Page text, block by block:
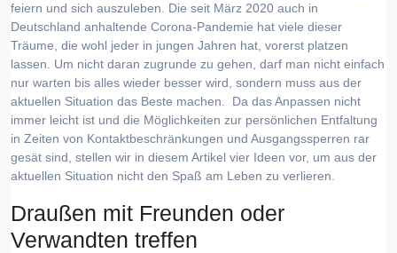
feiern und sich auszuleben. Die seit März 2020 auch in
Deutschland anhaltende Corona-Pandemie hat viele dieser
Träume, die wohl jeder in jungen Jahren hat, vorerst platzen
lassen. Um nicht daran zugrunde zu gehen, darf man nicht einfach
nur warten bis alles wieder besser wird, sondern muss aus der
aktuellen Situation das Beste machen. Da das Anpassen nicht
immer leicht ist und die Möglichkeiten zur persönlichen Entfaltung
in Zeiten von Kontaktbeschränkungen und Ausgangssperren rar
gesät sind, stellen wir in diesem Artikel vier Ideen vor, um aus der
aktuellen Situation nicht den Spaß am Leben zu verlieren.
Draußen mit Freunden oder
Verwandten treffen